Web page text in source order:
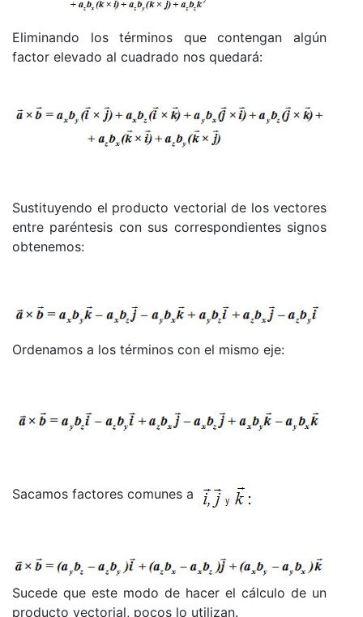
Eliminando los términos que contengan algún
factor elevado al cuadrado nos quedará:
Sustituyendo el producto vectorial de los vectores
entre paréntesis con sus correspondientes signos
obtenemos:
Ordenamos a los términos con el mismo eje:
Sacamos factores comunes a
Sucede que este modo de hacer el cálculo de un
producto vectorial, pocos lo utilizan.